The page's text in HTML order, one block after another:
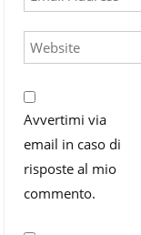
Avvertimi via
email in caso di
risposte al mio
commento.